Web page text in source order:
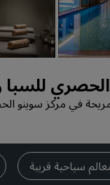
للسبا
في مركز سوينو
سياحية قريبة